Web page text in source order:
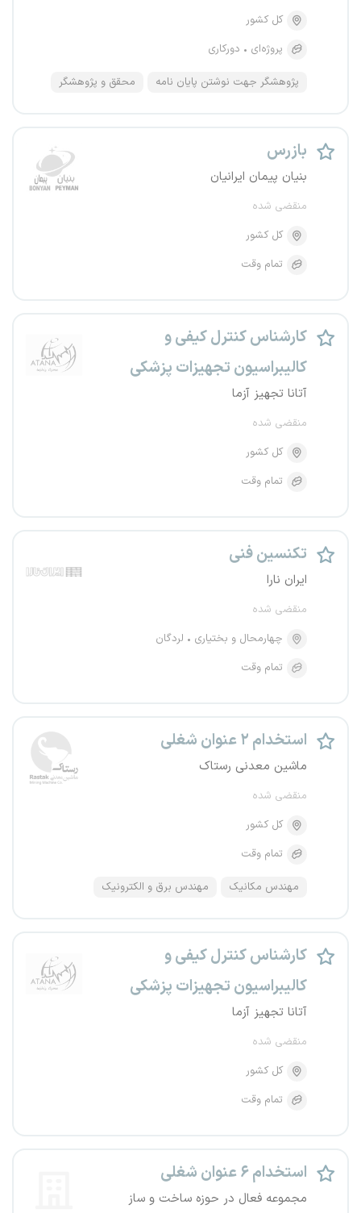
کل کشور
پروژه‌ای
دورکاری
پژوهشگر جهت نوشتن پایان نامه محقق و پژوهشگر
بازرس
بنیان پیمان ایرانیان
منقضی شده
کل کشور
تمام وقت
کارشناس کنترل کیفی و
کالیبراسیون تجهیزات پزشکی
آتانا تجهیز آزما
منقضی شده
کل کشور
تمام وقت
تکنسین فنی
ایران نارا
منقضی شده
چهارمحال و بختیاری
لردگان
تمام وقت
استخدام ۲ عنوان شغلی
ماشین معدنی رستاک
منقضی شده
کل کشور
تمام وقت
مهندس مکانیک مهندس برق و الکترونیک
کارشناس کنترل کیفی و
کالیبراسیون تجهیزات پزشکی
آتانا تجهیز آزما
منقضی شده
کل کشور
تمام وقت
استخدام ۶ عنوان شغلی
مجموعه فعال در حوزه ساخت و ساز